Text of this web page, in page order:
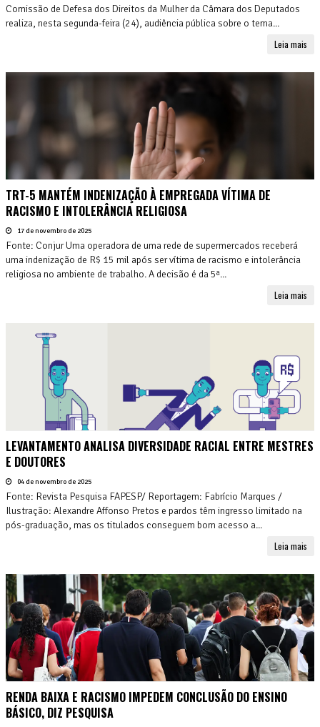
Comissão de Defesa dos Direitos da Mulher da Câmara dos Deputados
realiza, nesta segunda-feira (24), audiência pública sobre o tema...
Leia mais
TRT-5 MANTÉM INDENIZAÇÃO À EMPREGADA VÍTIMA DE
RACISMO E INTOLERÂNCIA RELIGIOSA
17 de novembro de 2025
Fonte: Conjur Uma operadora de uma rede de supermercados receberá
uma indenização de R$ 15 mil após ser vítima de racismo e intolerância
religiosa no ambiente de trabalho. A decisão é da 5ª...
Leia mais
LEVANTAMENTO ANALISA DIVERSIDADE RACIAL ENTRE MESTRES
E DOUTORES
04 de novembro de 2025
Fonte: Revista Pesquisa FAPESP/ Reportagem: Fabrício Marques /
Ilustração: Alexandre Affonso Pretos e pardos têm ingresso limitado na
pós-graduação, mas os titulados conseguem bom acesso a...
Leia mais
RENDA BAIXA E RACISMO IMPEDEM CONCLUSÃO DO ENSINO
BÁSICO, DIZ PESQUISA